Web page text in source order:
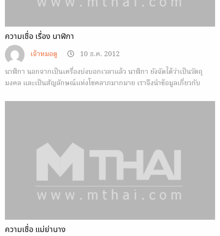
ความเชื่อ เรื่อง นาฬิกา
เจ้าหมอดู
10 ธ.ค. 2012
นาฬิกา นอกจากเป็นเครื่องบ่งบอกเวลาแล้ว นาฬิกา ยังจัดได้ว่าเป็นวัตถุ
มงคล และเป็นสัญลักษณ์แห่งโชคลาภมากมาย เราจึงนำข้อมูลเกี่ยวกับ
ความเชื่อ แม่ย่านาง